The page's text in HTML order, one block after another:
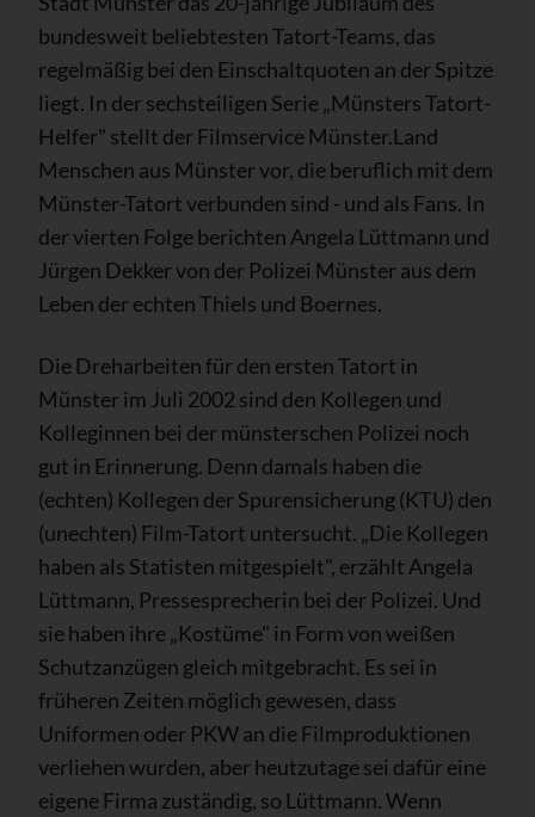
bundesweit beliebtesten Tatort-Teams, das
regelmäßig bei den Einschaltquoten an der Spitze
liegt. In der sechsteiligen Serie „Münsters Tatort-
Helfer" stellt der Filmservice Münster.Land
Menschen aus Münster vor, die beruflich mit dem
Münster-Tatort verbunden sind - und als Fans. In
der vierten Folge berichten Angela Lüttmann und
Jürgen Dekker von der Polizei Münster aus dem
Leben der echten Thiels und Boernes.
Die Dreharbeiten für den ersten Tatort in
Münster im Juli 2002 sind den Kollegen und
Kolleginnen bei der münsterschen Polizei noch
gut in Erinnerung. Denn damals haben die
(echten) Kollegen der Spurensicherung (KTU) den
(unechten) Film-Tatort untersucht. „Die Kollegen
haben als Statisten mitgespielt", erzählt Angela
Lüttmann, Pressesprecherin bei der Polizei. Und
sie haben ihre „Kostüme" in Form von weißen
Schutzanzügen gleich mitgebracht. Es sei in
früheren Zeiten möglich gewesen, dass
Uniformen oder PKW an die Filmproduktionen
verliehen wurden, aber heutzutage sei dafür eine
eigene Firma zuständig, so Lüttmann. Wenn